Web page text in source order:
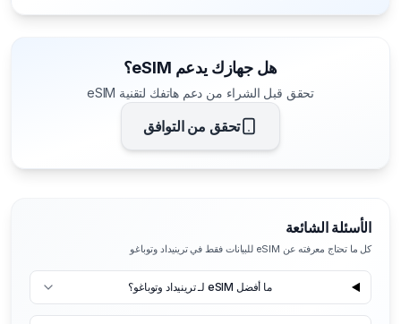
هل جهازك يدعم eSIM؟
تحقق قبل الشراء من دعم هاتفك لتقنية eSIM
تحقق من التوافق
الأسئلة الشائعة
كل ما تحتاج معرفته عن eSIM للبيانات فقط في ترينيداد وتوباغو
ما أفضل eSIM لـ ترينيداد وتوباغو؟